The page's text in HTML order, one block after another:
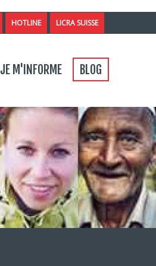
HOTLINE LICRA SUISSE
JE M'INFORME BLOG